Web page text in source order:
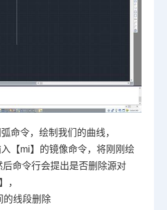
命令，绘制我们的曲线，
【mi】的镜像命令，将刚刚绘
命令行会提出是否删除源对
】，
的线段删除